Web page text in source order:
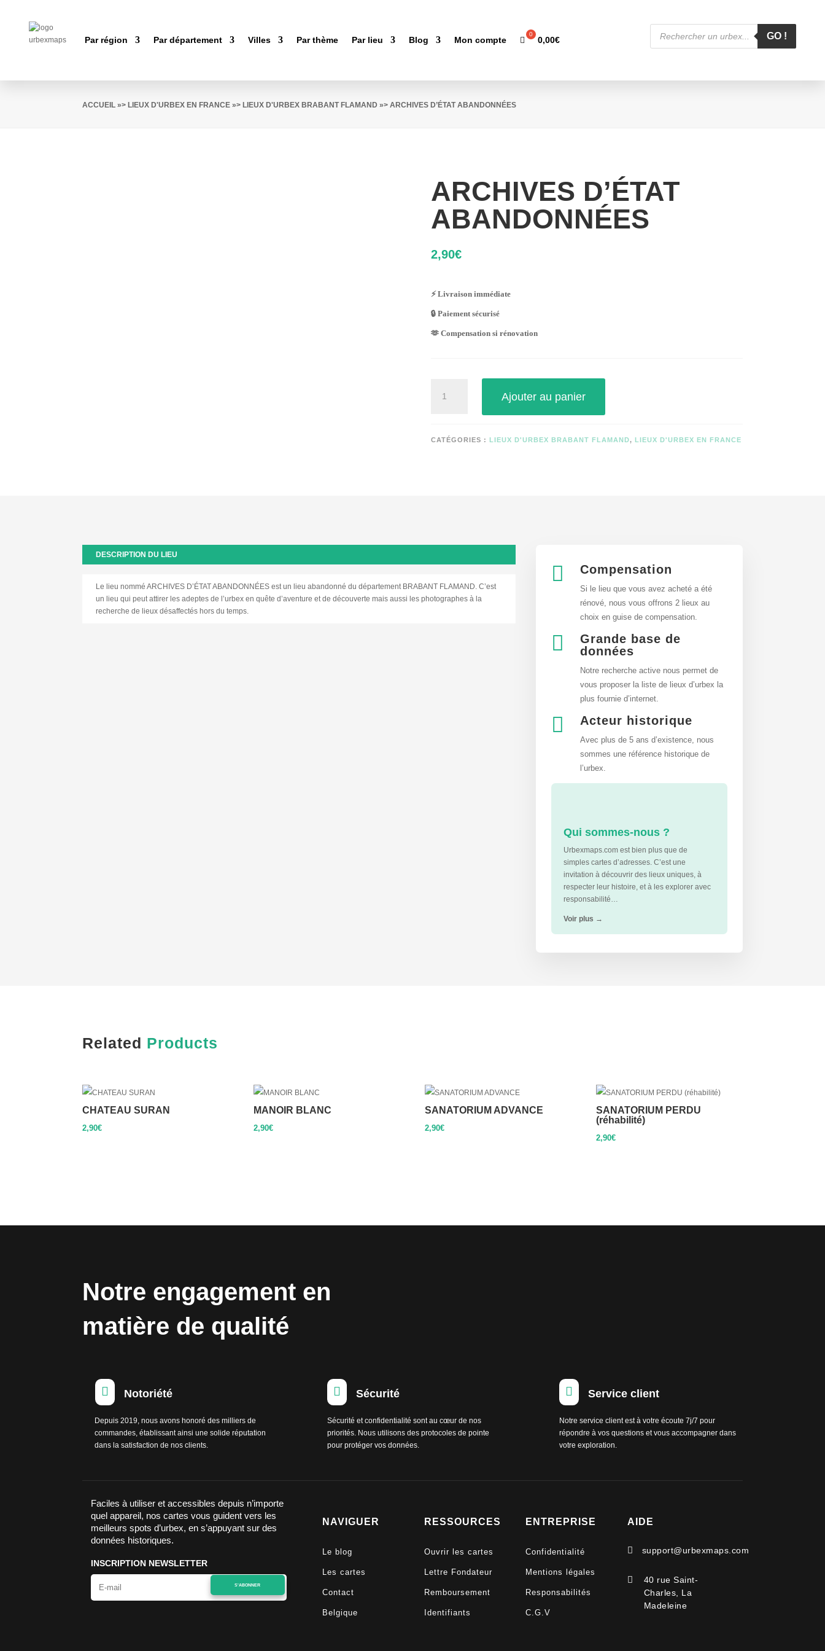
Par région Par département Villes Par thème Par lieu Blog Mon compte 0,00€
Recherche
produits
GO !
ACCUEIL »>LIEUX D'URBEX EN FRANCE »>LIEUX D'URBEX BRABANT FLAMAND »> ARCHIVES D’ÉTAT ABANDONNÉES
ARCHIVES D’ÉTAT
ABANDONNÉES
2,90€
⚡ Livraison immédiate
🔒 Paiement sécurisé
🫶 Compensation si rénovation
ABANDONNÉES
Ajouter au panier
CATÉGORIES : LIEUX D'URBEX BRABANT FLAMAND, LIEUX D'URBEX EN FRANCE
DESCRIPTION DU LIEU
Le lieu nommé ARCHIVES D’ÉTAT ABANDONNÉES est un lieu abandonné du département BRABANT FLAMAND. C’est
un lieu qui peut attirer les adeptes de l’urbex en quête d’aventure et de découverte mais aussi les photographes à la
recherche de lieux désaffectés hors du temps.
 Compensation
Si le lieu que vous avez acheté a été
rénové, nous vous offrons 2 lieux au
choix en guise de compensation.

Grande base de
données
Notre recherche active nous permet de
vous proposer la liste de lieux d’urbex la
plus fournie d’internet.
 Acteur historique
Avec plus de 5 ans d’existence, nous
sommes une référence historique de
l’urbex.
Qui sommes-nous ?
Urbexmaps.com est bien plus que de
simples cartes d’adresses. C’est une
invitation à découvrir des lieux uniques, à
respecter leur histoire, et à les explorer avec
responsabilité…
Voir plus →
Related Products
CHATEAU SURAN
2,90€
MANOIR BLANC
2,90€
SANATORIUM ADVANCE
2,90€
SANATORIUM PERDU
(réhabilité)
2,90€
Notre engagement en
matière de qualité
 Notoriété
Depuis 2019, nous avons honoré des milliers de
commandes, établissant ainsi une solide réputation
dans la satisfaction de nos clients.
 Sécurité
Sécurité et confidentialité sont au cœur de nos
priorités. Nous utilisons des protocoles de pointe
pour protéger vos données.
 Service client
Notre service client est à votre écoute 7j/7 pour
répondre à vos questions et vous accompagner dans
votre exploration.
Faciles à utiliser et accessibles depuis n’importe
quel appareil, nos cartes vous guident vers les
meilleurs spots d’urbex, en s’appuyant sur des
données historiques.
INSCRIPTION NEWSLETTER
S'ABONNER
NAVIGUER
Le blog
Les cartes
Contact
Belgique
RESSOURCES
Ouvrir les cartes
Lettre Fondateur
Remboursement
Identifiants
ENTREPRISE
Confidentialité
Mentions légales
Responsabilités
C.G.V
AIDE
 support@urbexmaps.com

40 rue Saint-
Charles, La
Madeleine